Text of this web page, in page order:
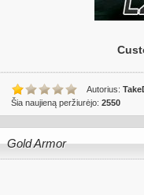
Autorius:
Šia naujieną peržiurėjo: 2550
Gold Armor